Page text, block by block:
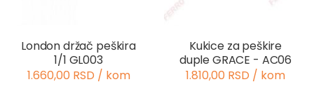
London držač peškira
1/1 GL003
1.660,00 RSD / kom
Kukice za peškire
duple GRACE - AC06
1.810,00 RSD / kom